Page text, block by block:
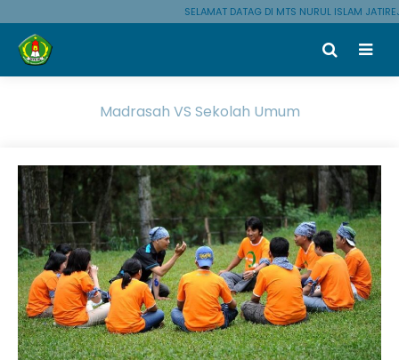
SELAMAT DATAG DI MTS NURUL ISLAM
Madrasah VS Sekolah Umum